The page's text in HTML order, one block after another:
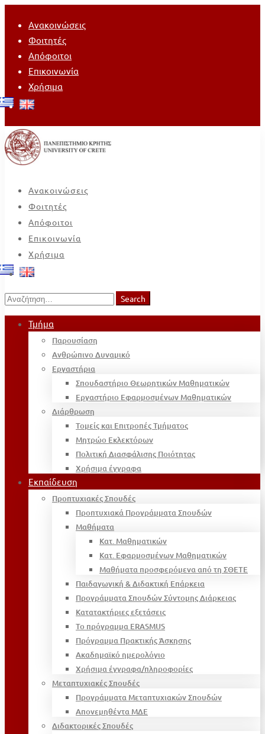
Ανακοινώσεις
Φοιτητές
Απόφοιτοι
Επικοινωνία
Χρήσιμα
Ανακοινώσεις
Φοιτητές
Απόφοιτοι
Επικοινωνία
Χρήσιμα
Search
for:
Search
Τμήμα
Παρουσίαση
Ανθρώπινο Δυναμικό
Εργαστήρια
Σπουδαστήριο Θεωρητικών Μαθηματικών
Εργαστήριο Εφαρμοσμένων Μαθηματικών
Διάρθρωση
Τομείς και Επιτροπές Τμήματος
Μητρώο Εκλεκτόρων
Πολιτική Διασφάλισης Ποιότητας
Χρήσιμα έγγραφα
Εκπαίδευση
Προπτυχιακές Σπουδές
Προπτυχιακά Προγράμματα Σπουδών
Μαθήματα
Κατ. Μαθηματικών
Κατ. Εφαρμοσμένων Μαθηματικών
Μαθήματα προσφερόμενα από τη ΣΘΕΤΕ
Παιδαγωγική & Διδακτική Επάρκεια
Προγράμματα Σπουδών Σύντομης Διάρκειας
Κατατακτήριες εξετάσεις
Το πρόγραμμα ERASMUS
Πρόγραμμα Πρακτικής Άσκησης
Ακαδημαϊκό ημερολόγιο
Χρήσιμα έγγραφα/πληροφορίες
Μεταπτυχιακές Σπουδές
Προγράμματα Μεταπτυχιακών Σπουδών
Απονεμηθέντα ΜΔΕ
Διδακτορικές Σπουδές